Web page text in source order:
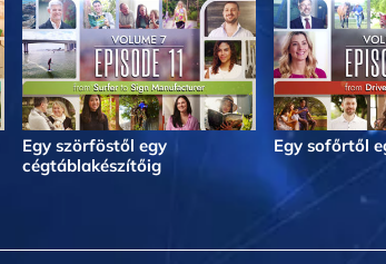
Egy szörföstől egy
cégtáblakészítőig
Egy sofőrtől